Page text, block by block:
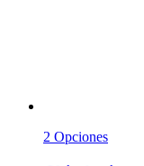
2 Opciones